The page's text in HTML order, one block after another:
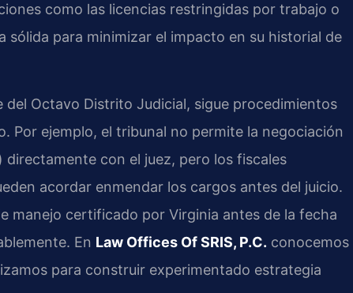
como las licencias restringidas por trabajo o
sólida para minimizar el impacto en su historial de
Octavo Distrito Judicial, sigue procedimientos
Por ejemplo, el tribunal no permite la negociación
con el juez, pero los fiscales
acordar enmendar los cargos antes del juicio.
manejo certificado por Virginia antes de la fecha
En Law Offices Of SRIS, P.C. conocemos
para construir experimentado estrategia